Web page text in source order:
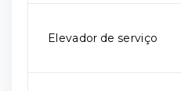
Elevador de serviço